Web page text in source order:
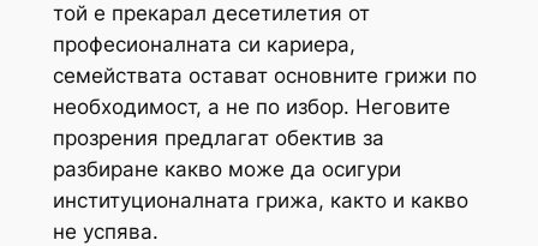
той е прекарал десетилетия от
професионалната си кариера,
семействата остават основните грижи по
необходимост, а не по избор. Неговите
прозрения предлагат обектив за
разбиране какво може да осигури
институционалната грижа, както и какво
не успява.